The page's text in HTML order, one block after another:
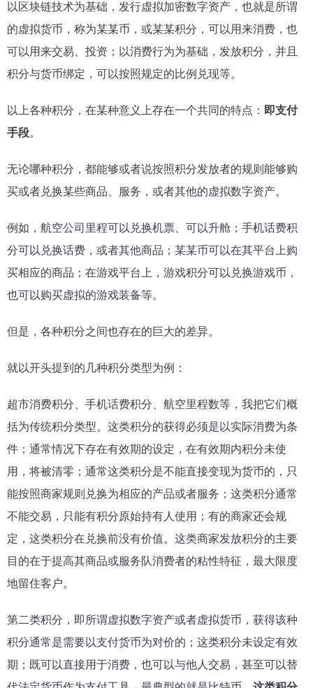
以区块链技术为基础，发行虚拟加密数字资产，也就是所谓
的虚拟货币，称为某某币，或某某积分，可以用来消费，也
可以用来交易、投资；以消费行为为基础，发放积分，并且
积分与货币绑定，可以按照规定的比例兑现等。
以上各种积分，在某种意义上存在一个共同的特点： 即支付
手段。
无论哪种积分，都能够或者说按照积分发放者的规则能够购
买或者兑换某些商品、服务，或者其他的虚拟数字资产。
例如，航空公司里程可以兑换机票、可以升舱；手机话费积
分可以兑换话费，或者其他商品；某某币可以在其平台上购
买相应的商品；在游戏平台上，游戏积分可以兑换游戏币，
也可以购买虚拟的游戏装备等。
但是，各种积分之间也存在的巨大的差异。
就以开头提到的几种积分类型为例：
超市消费积分、手机话费积分、航空里程数等，我把它们概
括为传统积分类型。这类积分的获得必须是以实际消费为条
件；通常情况下存在有效期的设定，在有效期内积分未使
用，将被清零；通常这类积分是不能直接变现为货币的，只
能按照商家规则兑换为相应的产品或者服务；这类积分通常
不能交易，只能有积分原始持有人使用；有的商家还会规
定，这类积分在兑换前没有价值。这类商家发放积分的主要
目的在于提高其商品或服务队消费者的粘性特征，最大限度
地留住客户。
第二类积分，即所谓虚拟数字资产或者虚拟货币，获得该种
积分通常是需要以支付货币为对价的；这类积分未设定有效
期；既可以直接用于消费，也可以与他人交易，甚至可以替